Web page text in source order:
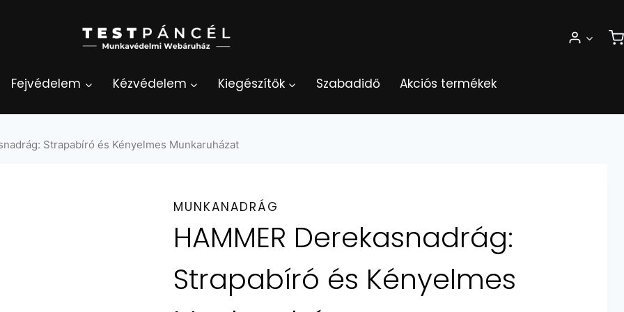
Fejvédelem Kézvédelem Kiegészítők Szabadidő Akciós termékek
Strapabíró és Kényelmes Munkaruházat
MUNKANADRÁG
HAMMER Derekasnadrág:
Strapabíró és Kényelmes